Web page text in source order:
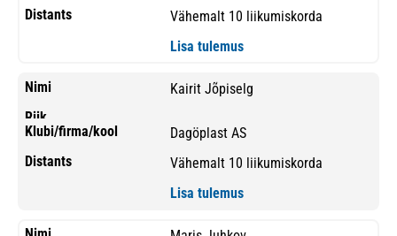
Vähemalt 10 liikumiskorda
Lisa tulemus
Kairit Jõpiselg
Dagöplast AS
Vähemalt 10 liikumiskorda
Lisa tulemus